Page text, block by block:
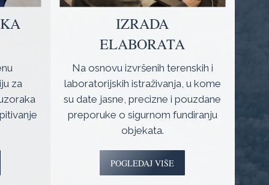
za
IZRADA
ELABORATA
Na osnovu izvršenih terenskih i
laboratorijskih istraživanja, u kome
su date jasne, precizne i pouzdane
preporuke o sigurnom fundiranju
objekata.
POGLEDAJ VIŠE